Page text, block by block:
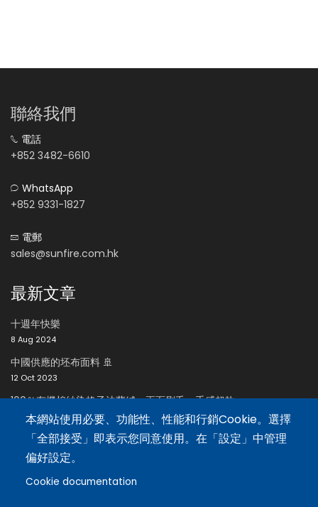
本網站使用必要、功能性、性能和行銷Cookie。選擇
「全部接受」即表示您同意使用。在「設定」中管理
偏好設定。
Cookie documentation
聯絡我們
電話
+852 3482-6610
WhatsApp
+852 9331-1827
電郵
sales@sunfire.com.hk
最新文章
十週年快樂
8 Aug 2024
中國供應的坯布面料 🚢
12 Oct 2023
100％有機棉紗染格子法蘭絨，兩面刷毛，手感超軟
24 Oct 2023
招聘區
招聘